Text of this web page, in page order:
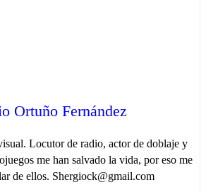
Ortuño Fernández
Locutor de radio, actor de doblaje y
me han salvado la vida, por eso me
de ellos. Shergiock@gmail.com